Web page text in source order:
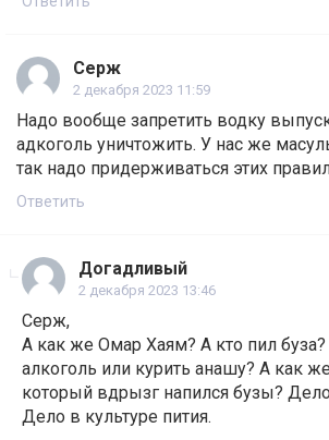
Серж
2 декабря 2023 11:59
Надо вообще запретить водку
адкоголь уничтожить. У нас же
так надо придерживаться этих
Ответить
Догадливый
2 декабря 2023 13:46
Серж,
А как же Омар Хаям? А кто пил
алкоголь или курить анашу? А как
который вдрызг напился бузы?
Дело в культуре пития.